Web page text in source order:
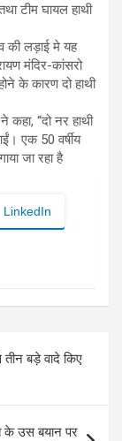
टीम घायल हाथी
की लड़ाई मे यह
मंदिर-कांसरो
के कारण दो हाथी
कहा, “दो नर हाथी
एक 50 वर्षीय
जा रहा है
LinkedIn
बड़े वादे किए
के उस बयान पर